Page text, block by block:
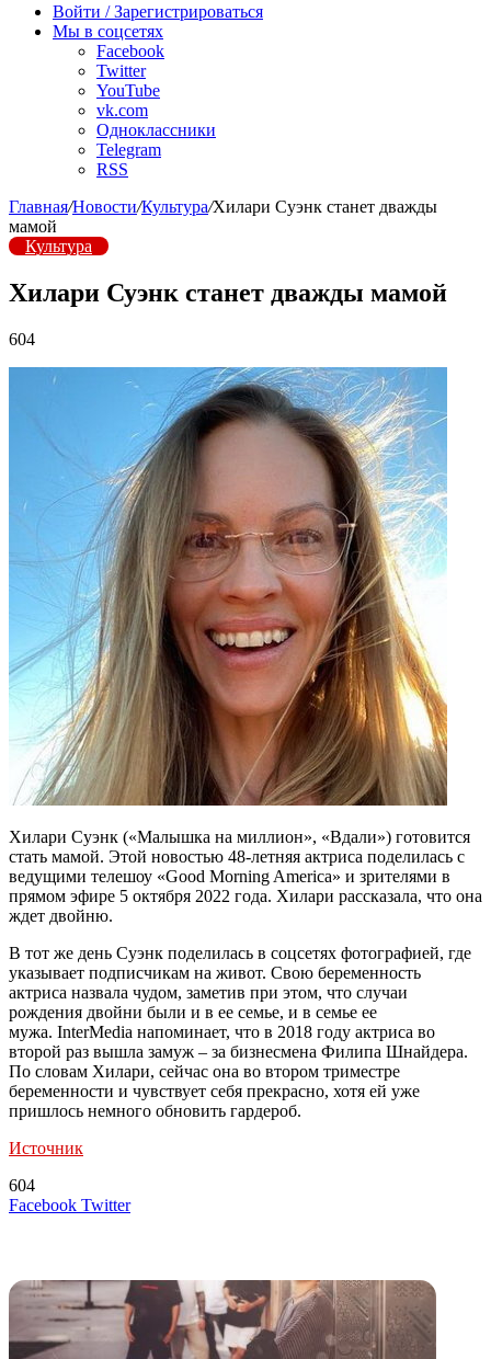
радио
Войти / Зарегистрироваться
Мы в соцсетях
Facebook
Twitter
YouTube
vk.com
Одноклассники
Telegram
RSS
Главная/Новости/Культура/Хилари Суэнк станет дважды
мамой
Культура
Хилари Суэнк станет дважды мамой
604
Хилари Суэнк («Малышка на миллион», «Вдали») готовится
стать мамой. Этой новостью 48-летняя актриса поделилась с
ведущими телешоу «Good Morning America» и зрителями в
прямом эфире 5 октября 2022 года. Хилари рассказала, что она
ждет двойню.
В тот же день Суэнк поделилась в соцсетях фотографией, где
указывает подписчикам на живот. Свою беременность
актриса назвала чудом, заметив при этом, что случаи
рождения двойни были и в ее семье, и в семье ее
мужа. InterMedia напоминает, что в 2018 году актриса во
второй раз вышла замуж – за бизнесмена Филипа Шнайдера.
По словам Хилари, сейчас она во втором триместре
беременности и чувствует себя прекрасно, хотя ей уже
пришлось немного обновить гардероб.
Источник
604
Facebook TwitterLinkedIn
Tumblr
Reddit
Вконтакте
Одноклассники
Skype
Messenger
Messenger
WhatsApp
Telegram
Viber
Line
Поделиться
Печатать